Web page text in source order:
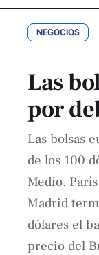
NEGOCIOS
Las
por
Las bolsas
de los 100
Medio.
Madrid
dólares el
precio del